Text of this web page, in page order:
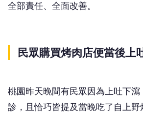
全部責任、全面改善。
民眾購買烤肉店便當後上
桃園昨天晚間有民眾因為上吐下瀉
診，且恰巧皆提及當晚吃了自上